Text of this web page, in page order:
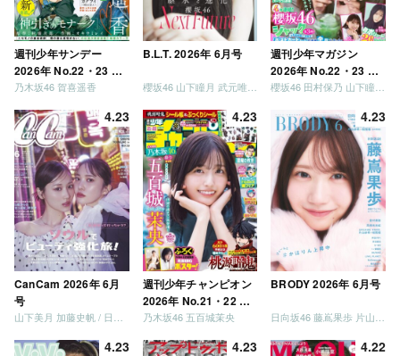
週刊少年サンデー
2026年 No.22・23 合
併号
乃木坂46 賀喜遥香
B.L.T. 2026年 6月号
櫻坂46 山下瞳月 武元唯衣 / 乃木坂46 海邉朱莉
週刊少年マガジン
2026年 No.22・23 合
併号
4.23
CanCam 2026年 6月
号
4.23
週刊少年チャンピオン
2026年 No.21・22 合
併号
乃木坂46 五百城茉央
4.23
BRODY 2026年 6月号
4.23 4.23 4.22